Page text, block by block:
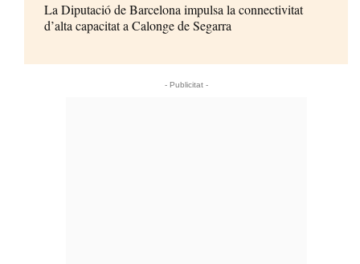
La Diputació de Barcelona impulsa la connectivitat
d’alta capacitat a Calonge de Segarra
- Publicitat -